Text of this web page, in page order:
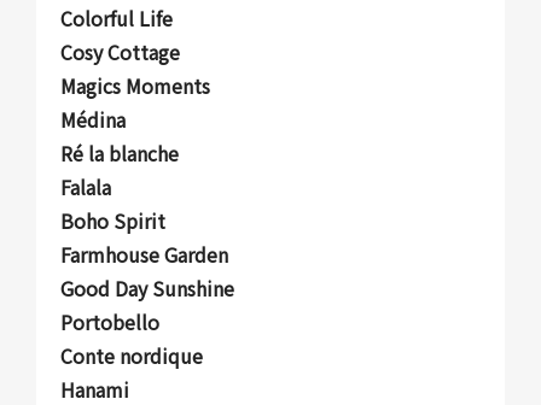
Colorful Life
Cosy Cottage
Magics Moments
Médina
Ré la blanche
Falala
Boho Spirit
Farmhouse Garden
Good Day Sunshine
Portobello
Conte nordique
Hanami